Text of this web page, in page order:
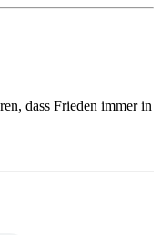
dass Frieden immer in